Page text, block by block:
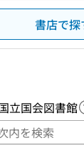
書店で探
立国会図書館